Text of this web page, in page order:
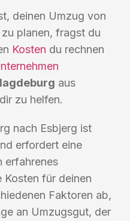
deinen Umzug von
planen, fragst du
Kosten du rechnen
aus
zu helfen.
nach Esbjerg ist
erfordert eine
erfahrenes
Kosten für deinen
Faktoren ab,
an Umzugsgut, der